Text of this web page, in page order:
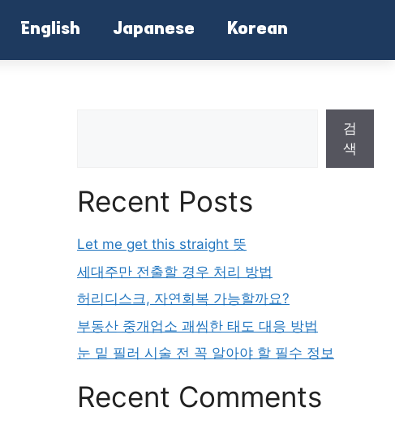
English Japanese Korean
검
색
Recent Posts
Let me get this straight 뜻
세대주만 전출할 경우 처리 방법
허리디스크, 자연회복 가능할까요?
부동산 중개업소 괘씸한 태도 대응 방법
눈 밑 필러 시술 전 꼭 알아야 할 필수 정보
Recent Comments